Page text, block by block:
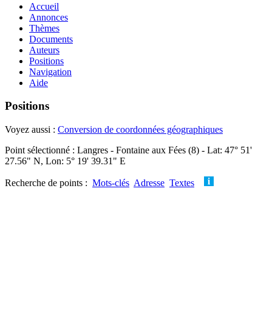
Accueil
Annonces
Thèmes
Documents
Auteurs
Positions
Navigation
Aide
Positions
Voyez aussi : Conversion de coordonnées géographiques
Point sélectionné : Langres - Fontaine aux Fées (8) - Lat: 47° 51'
27.56" N, Lon: 5° 19' 39.31" E
Recherche de points : Mots-clés Adresse Textes